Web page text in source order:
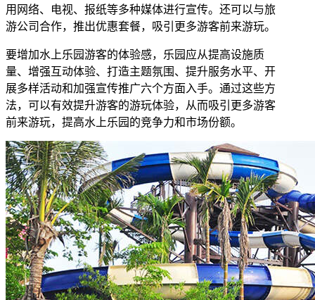
用网络、电视、报纸等多种媒体进行宣传。还可以与旅
游公司合作，推出优惠套餐，吸引更多游客前来游玩。
要增加水上乐园游客的体验感，乐园应从提高设施质
量、增强互动体验、打造主题氛围、提升服务水平、开
展多样活动和加强宣传推广六个方面入手。通过这些方
法，可以有效提升游客的游玩体验，从而吸引更多游客
前来游玩，提高水上乐园的竞争力和市场份额。